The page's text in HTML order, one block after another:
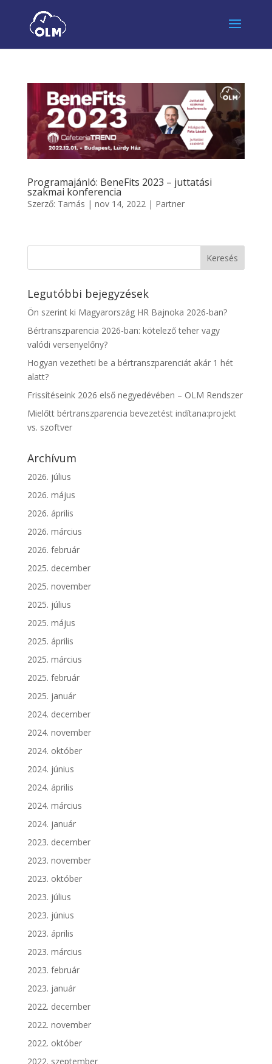
Programajánló: BeneFits 2023 – juttatási
szakmai konferencia
Szerző: Tamás | nov 14, 2022| Partner
Legutóbbi bejegyzések
Ön szerint ki Magyarország HR Bajnoka 2026-ban?
Bértranszparencia 2026-ban: kötelező teher vagy
valódi versenyelőny?
Hogyan vezetheti be a bértranszparenciát akár 1 hét
alatt?
Frissítéseink 2026 első negyedévében – OLM Rendszer
Mielőtt bértranszparencia bevezetést indítana:projekt
vs. szoftver
Archívum
2026. július
2026. május
2026. április
2026. március
2026. február
2025. december
2025. november
2025. július
2025. május
2025. április
2025. március
2025. február
2025. január
2024. december
2024. november
2024. október
2024. június
2024. április
2024. március
2024. január
2023. december
2023. november
2023. október
2023. július
2023. június
2023. április
2023. március
2023. február
2023. január
2022. december
2022. november
2022. október
2022. szeptember